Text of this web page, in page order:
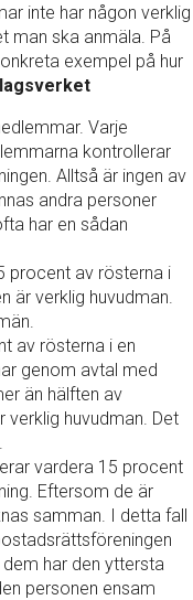
inte har någon verklig
man ska anmäla. På
exempel på hur
Varje
kontrollerar
Alltså är ingen av
andra personer
har en sådan
procent av rösterna i
är verklig huvudman.
av rösterna i en
genom avtal med
än hälften av
huvudman. Det
vardera 15 procent
Eftersom de är
samman. I detta fall
har den yttersta
personen ensam